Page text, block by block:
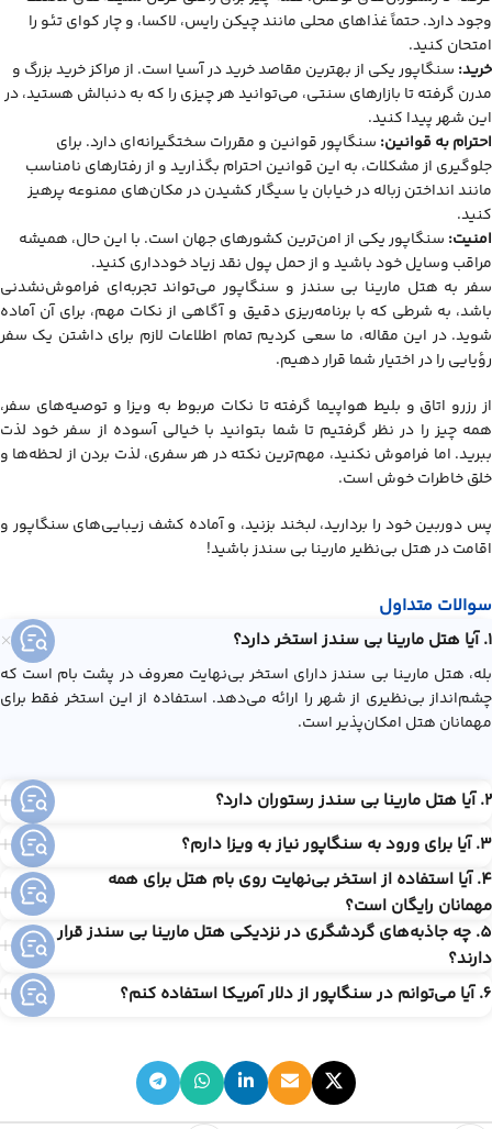
وجود دارد. حتماً غذاهای محلی مانند چیکن رایس، لاکسا، و چار کوای تئو را
امتحان کنید.
خرید: سنگاپور یکی از بهترین مقاصد خرید در آسیا است. از مراکز خرید بزرگ و
مدرن گرفته تا بازارهای سنتی، می‌توانید هر چیزی را که به دنبالش هستید، در
این شهر پیدا کنید.
احترام به قوانین: سنگاپور قوانین و مقررات سختگیرانه‌ای دارد. برای
جلوگیری از مشکلات، به این قوانین احترام بگذارید و از رفتارهای نامناسب
مانند انداختن زباله در خیابان یا سیگار کشیدن در مکان‌های ممنوعه پرهیز
کنید.
امنیت: سنگاپور یکی از امن‌ترین کشورهای جهان است. با این حال، همیشه
مراقب وسایل خود باشید و از حمل پول نقد زیاد خودداری کنید.
سفر به هتل مارینا بی سندز و سنگاپور می‌تواند تجربه‌ای فراموش‌نشدنی
باشد، به شرطی که با برنامه‌ریزی دقیق و آگاهی از نکات مهم، برای آن آماده
شوید. در این مقاله، ما سعی کردیم تمام اطلاعات لازم برای داشتن یک سفر
رؤیایی را در اختیار شما قرار دهیم.
از رزرو اتاق و بلیط هواپیما گرفته تا نکات مربوط به ویزا و توصیه‌های سفر،
همه چیز را در نظر گرفتیم تا شما بتوانید با خیالی آسوده از سفر خود لذت
ببرید. اما فراموش نکنید، مهم‌ترین نکته در هر سفری، لذت بردن از لحظه‌ها و
خلق خاطرات خوش است.
پس دوربین خود را بردارید، لبخند بزنید، و آماده کشف زیبایی‌های سنگاپور و
اقامت در هتل بی‌نظیر مارینا بی سندز باشید!
سوالات متداول
۱. آیا هتل مارینا بی سندز استخر دارد؟
بله، هتل مارینا بی سندز دارای استخر بی‌نهایت معروف در پشت بام است که
چشم‌انداز بی‌نظیری از شهر را ارائه می‌دهد. استفاده از این استخر فقط برای
مهمانان هتل امکان‌پذیر است.
۲. آیا هتل مارینا بی سندز رستوران دارد؟
3. آیا برای ورود به سنگاپور نیاز به ویزا دارم؟
4. آیا استفاده از استخر بی‌نهایت روی بام هتل برای همه
مهمانان رایگان است؟
5. چه جاذبه‌های گردشگری در نزدیکی هتل مارینا بی سندز قرار
دارند؟
6. آیا می‌توانم در سنگاپور از دلار آمریکا استفاده کنم؟